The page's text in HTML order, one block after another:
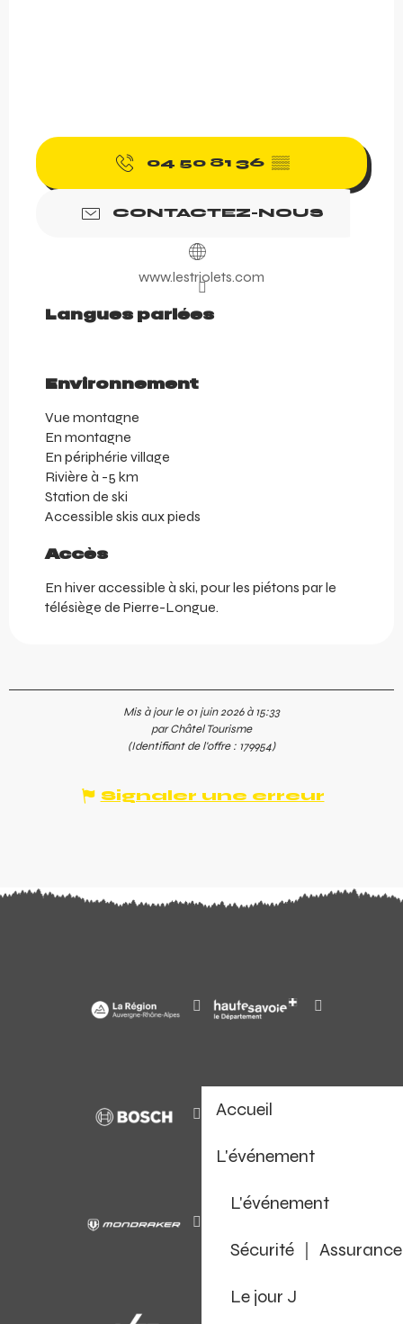
Accueil
L'événement
L'événement
Sécurité ｜ Assurance
Le jour J
04 50 81 36 ▒▒
CONTACTEZ-NOUS
www.lestriolets.com
Langues parlées
Langues parlées
Environnement
Environnement
Vue montagne
En montagne
En périphérie village
Rivière à -5 km
Station de ski
Accessible skis aux pieds
Accès
Accès
En hiver accessible à ski, pour les piétons par le
télésiège de Pierre-Longue.
Mis à jour le 01 juin 2026 à 15:33
par Châtel Tourisme
(Identifiant de l'offre : 179954)
Signaler une erreur